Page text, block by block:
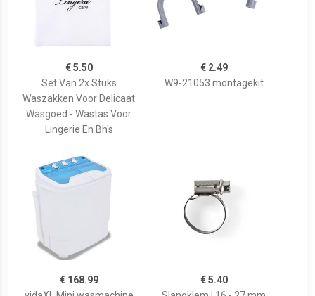
€ 5.50
Set Van 2x Stuks
Waszakken Voor Delicaat
Wasgoed - Wastas Voor
Lingerie En Bh's
€ 2.49
W9-21053 montagekit
€ 168.99
€ 5.40